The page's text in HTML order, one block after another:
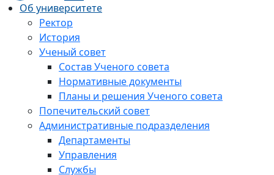
Об университете
Ректор
История
Ученый совет
Состав Ученого совета
Нормативные документы
Планы и решения Ученого совета
Попечительский совет
Административные подразделения
Департаменты
Управления
Службы